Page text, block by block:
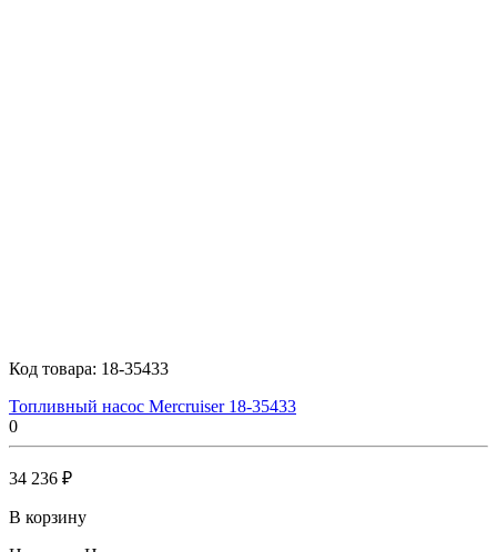
Код товара: 18-35433
Топливный насос Mercruiser 18-35433
0
34 236 ₽
В корзину